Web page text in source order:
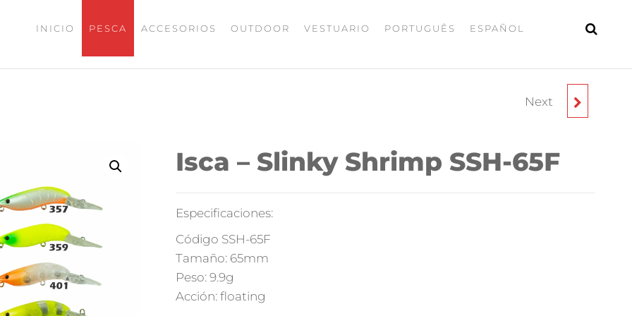
INICIO PESCA ACCESORIOS OUTDOOR VESTUARIO PORTUGUÊS ESPAÑOL
CAJA DE PESCA - LB-
Next
Isca – Slinky Shrimp SSH-65F
Especificaciones:
Código SSH-65F
Tamaño: 65mm
Peso: 9.9g
Acción: floating